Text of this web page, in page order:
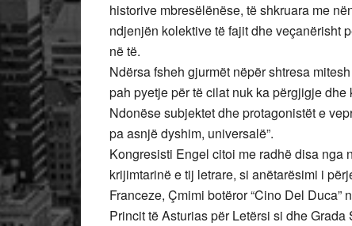
historive mbresëlënëse, të shkruara me
ndjenjën kolektive të fajit dhe veçanërisht
në të.
Ndërsa fsheh gjurmët nëpër shtresa
pah pyetje për të cilat nuk ka përgjigje
Ndonëse subjektet dhe protagonistët e
pa asnjë dyshim, universalë”.
Kongresisti Engel citoi me radhë disa nga
krijimtarinë e tij letrare, si anëtarësimi i
Franceze, Çmimi botëror “Cino Del Duca”
Princit të Asturias për Letërsi si dhe